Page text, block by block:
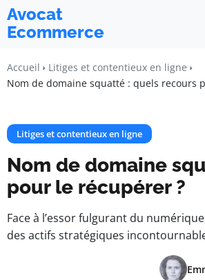
Avocat
Ecommerce
Accueil
Litiges et contentieux en ligne
Nom de domaine squatté : quels recours
Litiges et contentieux en ligne
Nom de domaine
pour le récupérer ?
Face à l’essor fulgurant du
des actifs stratégiques